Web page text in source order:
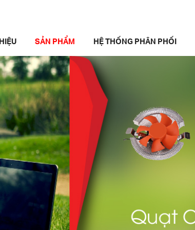
SẢN PHẨM HỆ THỐNG PHÂN PHỐI